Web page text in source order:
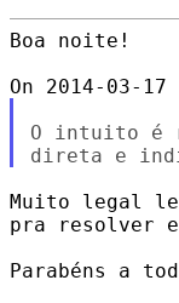
Boa noite!
O intuito é
Muito legal
pra resolver
Parabéns a